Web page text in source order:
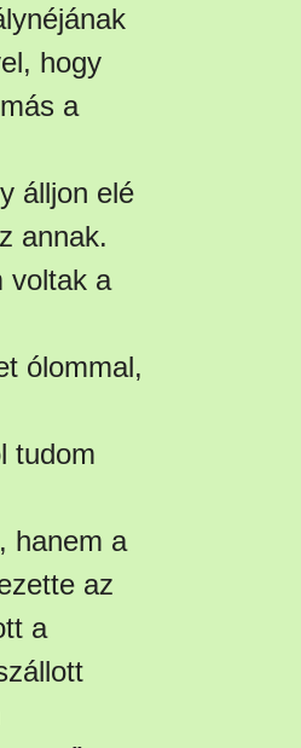
hogy
a
álljon elé
annak.
voltak a
ólommal,
tudom
hanem a
az
a